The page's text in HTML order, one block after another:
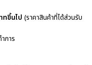
ทขึ้นไป (ราคาสินค้าที่ได้ส่วนรับ
การ